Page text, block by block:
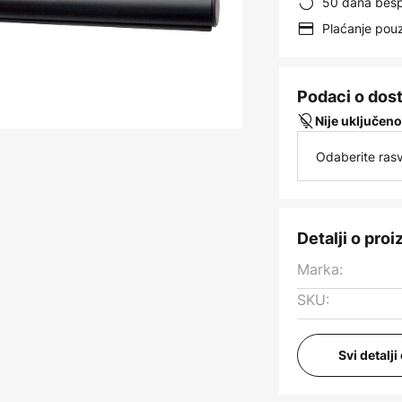
Plaćanje
Podaci o
Nije
Odaberite
Detalji o
Marka:
SKU:
Svi detalji